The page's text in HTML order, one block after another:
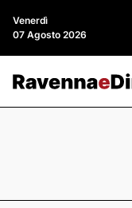
Venerdì
07 Agosto 2026